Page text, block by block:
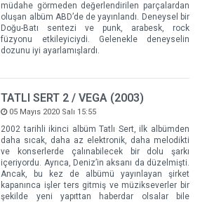
müdahe görmeden değerlendirilen parçalardan
oluşan albüm ABD’de de yayınlandı. Deneysel bir
Doğu-Batı sentezi ve punk, arabesk, rock
füzyonu etkileyiciydi. Gelenekle deneyselin
dozunu iyi ayarlamışlardı.
TATLI SERT 2 / VEGA (2003)
05 Mayıs 2020 Salı 15:55
2002 tarihli ikinci albüm Tatlı Sert, ilk albümden
daha sıcak, daha az elektronik, daha melodikti
ve konserlerde çalınabilecek bir dolu şarkı
içeriyordu. Ayrıca, Deniz’in aksanı da düzelmişti.
Ancak, bu kez de albümü yayınlayan şirket
kapanınca işler ters gitmiş ve müzikseverler bir
şekilde yeni yapıttan haberdar olsalar bile